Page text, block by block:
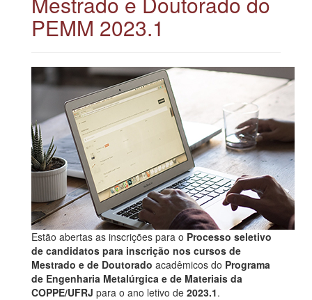
PEMM 2023.1
Estão abertas as inscrições para o Processo seletivo
de candidatos para inscrição nos cursos de
Mestrado e de Doutorado acadêmicos do Programa
de Engenharia Metalúrgica e de Materiais da
COPPE/UFRJ para o ano letivo de 2023.1.